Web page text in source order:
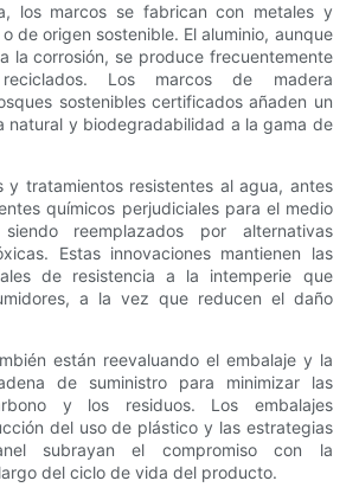
los marcos se fabrican con metales y
de origen sostenible. El aluminio, aunque
la corrosión, se produce frecuentemente
Los marcos de madera
sostenibles certificados añaden un
natural y biodegradabilidad a la gama de
y tratamientos resistentes al agua, antes
químicos perjudiciales para el medio
reemplazados por alternativas
Estas innovaciones mantienen las
de resistencia a la intemperie que
a la vez que reducen el daño
están reevaluando el embalaje y la
de suministro para minimizar las
y los residuos. Los embalajes
del uso de plástico y las estrategias
subrayan el compromiso con la
del ciclo de vida del producto.